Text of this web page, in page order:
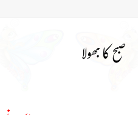
صبح کا بھولا